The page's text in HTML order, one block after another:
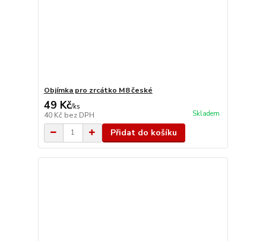
Objímka pro zrcátko M8 české
49 Kč/ks
40 Kč bez DPH Skladem
Přidat do košíku